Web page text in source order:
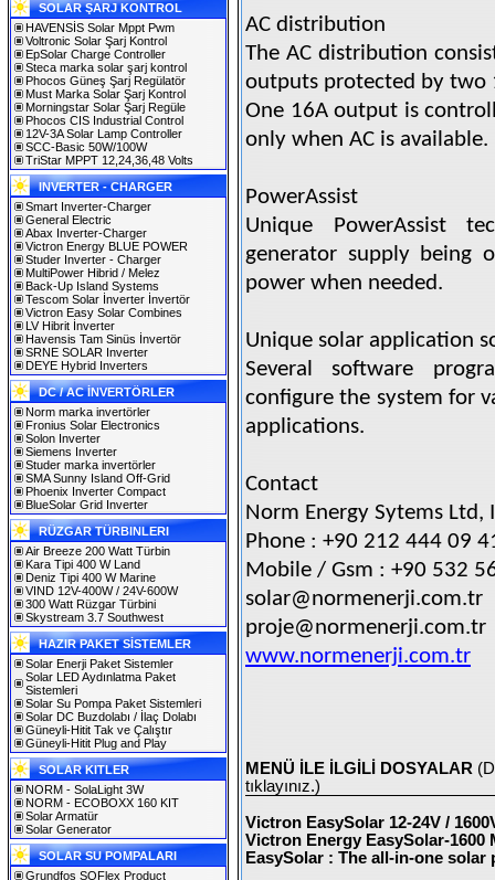
SOLAR ŞARJ KONTROL
HAVENSİS Solar Mppt Pwm
Voltronic Solar Şarj Kontrol
EpSolar Charge Controller
Steca marka solar şarj kontrol
Phocos Güneş Şarj Regülatör
Must Marka Solar Şarj Kontrol
Morningstar Solar Şarj Regüle
Phocos CIS Industrial Control
12V-3A Solar Lamp Controller
SCC-Basic 50W/100W
TriStar MPPT 12,24,36,48 Volts
INVERTER - CHARGER
Smart Inverter-Charger
General Electric
Abax Inverter-Charger
Victron Energy BLUE POWER
Studer Inverter - Charger
MultiPower Hibrid / Melez
Back-Up Island Systems
Tescom Solar İnverter İnvertör
Victron Easy Solar Combines
LV Hibrit İnverter
Havensis Tam Sinüs İnvertör
SRNE SOLAR Inverter
DEYE Hybrid Inverters
DC / AC İNVERTÖRLER
Norm marka invertörler
Fronius Solar Electronics
Solon Inverter
Siemens Inverter
Studer marka invertörler
SMA Sunny Island Off-Grid
Phoenix Inverter Compact
BlueSolar Grid Inverter
RÜZGAR TÜRBINLERI
Air Breeze 200 Watt Türbin
Kara Tipi 400 W Land
Deniz Tipi 400 W Marine
VIND 12V-400W / 24V-600W
300 Watt Rüzgar Türbini
Skystream 3.7 Southwest
HAZIR PAKET SİSTEMLER
Solar Enerji Paket Sistemler
Solar LED Aydınlatma Paket
Sistemleri
Solar Su Pompa Paket Sistemleri
Solar DC Buzdolabı / İlaç Dolabı
Güneyli-Hitit Tak ve Çalıştır
Güneyli-Hitit Plug and Play
SOLAR KITLER
NORM - SolaLight 3W
NORM - ECOBOXX 160 KIT
Solar Armatür
Solar Generator
SOLAR SU POMPALARI
Grundfos SQFlex Product
AC distribution
The AC distribution
outputs protected by two
One 16A output is
only when AC is available.
PowerAssist
Unique PowerAssist
generator supply being
power when needed.
Unique solar application
Several software
configure the system for
applications.
Contact
Norm Energy Sytems Ltd,
Phone : +90 212 444 09
Mobile / Gsm : +90 532
solar@normenerji.com.tr
proje@normenerji.com.tr
www.normenerji.com.tr
MENÜ İLE İLGİLİ DOSYALAR
tıklayınız.)
Victron EasySolar 12-24V /
Victron Energy EasySolar-1600
EasySolar : The all-in-one